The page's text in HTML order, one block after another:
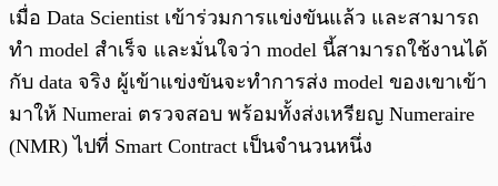
เมื่อ Data Scientist เข้าร่วมการแข่งขันแล้ว และสามารถ
ทำ model สำเร็จ และมั่นใจว่า model นี้สามารถใช้งานได้
กับ data จริง ผู้เข้าแข่งขันจะทำการส่ง model ของเขาเข้า
มาให้ Numerai ตรวจสอบ พร้อมทั้งส่งเหรียญ Numeraire
(NMR) ไปที่ Smart Contract เป็นจำนวนหนึ่ง